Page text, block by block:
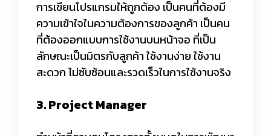
การเขียนโปรแกรมให้ถูกต้อง เป็นคนที่ต้องมี
ความเข้าใจในความต้องการของลูกค้า เป็นคน
ที่ต้องออกแบบการใช้งานบนหน้าจอ ที่เป็น
ลักษณะเป็นมิตรกับลูกค้า ใช้งานง่าย ใช้งาน
สะดวก ไม่ซับซ้อนและรวดเร็วในการใช้งานจริง
3. Project Manager